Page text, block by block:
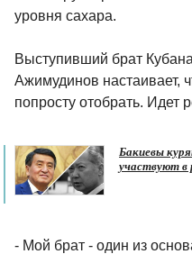
уровня сахара.
Выступивший брат
Ажимудинов настаивает,
попросту отобрать. Идет
Бакиевы
участвуют в
- Мой брат - один из